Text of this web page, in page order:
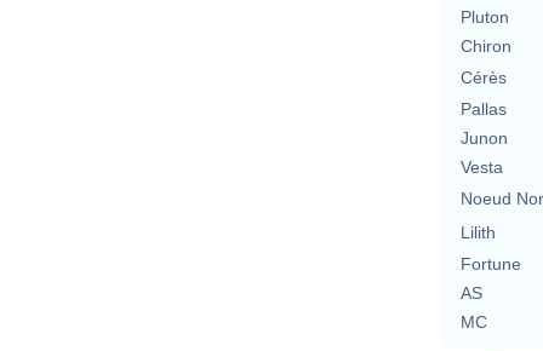
Pluton
Chiron
Cérès
Pallas
Junon
Vesta
Noeud
Lilith
Fortune
AS
MC